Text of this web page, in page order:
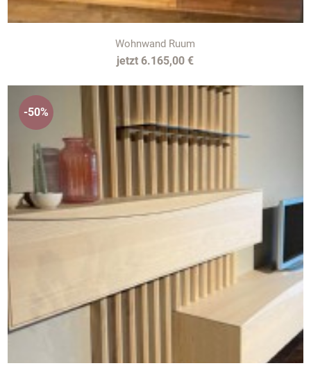
Wohnwand Ruum
6.165,00 €
-50%